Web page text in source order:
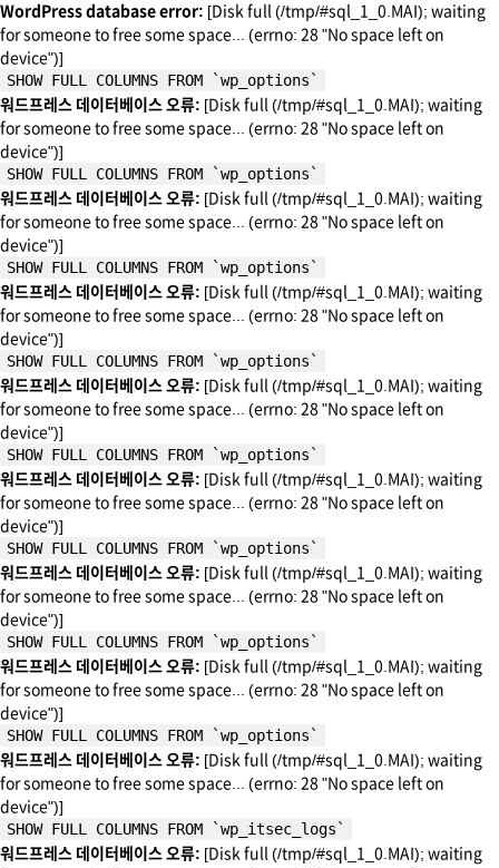
WordPress database error: [Disk full (/tmp/#sql_1_0.MAI); waiting
for someone to free some space... (errno: 28 "No space left on
device")]
SHOW FULL COLUMNS FROM `wp_options`
워드프레스 데이터베이스 오류: [Disk full (/tmp/#sql_1_0.MAI); waiting
for someone to free some space... (errno: 28 "No space left on
device")]
SHOW FULL COLUMNS FROM `wp_options`
워드프레스 데이터베이스 오류: [Disk full (/tmp/#sql_1_0.MAI); waiting
for someone to free some space... (errno: 28 "No space left on
device")]
SHOW FULL COLUMNS FROM `wp_options`
워드프레스 데이터베이스 오류: [Disk full (/tmp/#sql_1_0.MAI); waiting
for someone to free some space... (errno: 28 "No space left on
device")]
SHOW FULL COLUMNS FROM `wp_options`
워드프레스 데이터베이스 오류: [Disk full (/tmp/#sql_1_0.MAI); waiting
for someone to free some space... (errno: 28 "No space left on
device")]
SHOW FULL COLUMNS FROM `wp_options`
워드프레스 데이터베이스 오류: [Disk full (/tmp/#sql_1_0.MAI); waiting
for someone to free some space... (errno: 28 "No space left on
device")]
SHOW FULL COLUMNS FROM `wp_options`
워드프레스 데이터베이스 오류: [Disk full (/tmp/#sql_1_0.MAI); waiting
for someone to free some space... (errno: 28 "No space left on
device")]
SHOW FULL COLUMNS FROM `wp_options`
워드프레스 데이터베이스 오류: [Disk full (/tmp/#sql_1_0.MAI); waiting
for someone to free some space... (errno: 28 "No space left on
device")]
SHOW FULL COLUMNS FROM `wp_options`
워드프레스 데이터베이스 오류: [Disk full (/tmp/#sql_1_0.MAI); waiting
for someone to free some space... (errno: 28 "No space left on
device")]
SHOW FULL COLUMNS FROM `wp_itsec_logs`
워드프레스 데이터베이스 오류: [Disk full (/tmp/#sql_1_0.MAI); waiting